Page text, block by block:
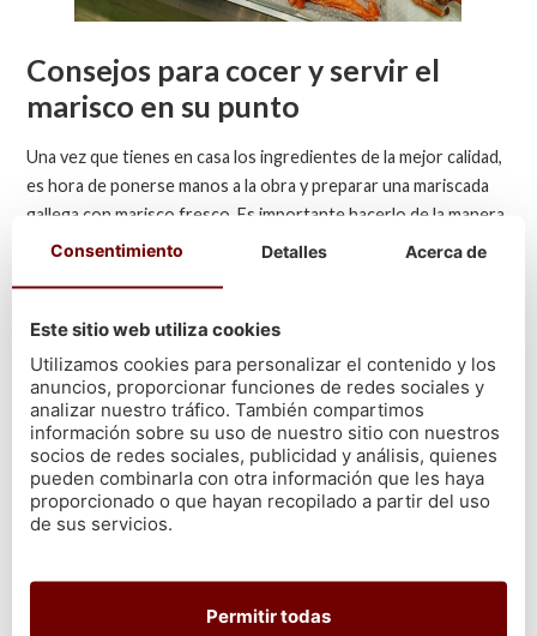
Consejos para cocer y servir el
marisco en su punto
Una vez que tienes en casa los ingredientes de la mejor calidad,
es hora de ponerse manos a la obra y preparar una mariscada
gallega con marisco fresco. Es importante hacerlo de la manera
adecuada, parano estropear el sabor
de ninguna especie.
Tiempos de cocción y orden para
no fallar en la preparación
El secreto de la mariscada es cocer cada tipo de marisco
por
separado,respetando su tiempo de cocción. Se empieza por
los de mayor tamaño y se va bajando hasta el más pequeño. La
centolla y el bogavante necesitan de 15 a 20 minutos de
cocción, según el peso.
Las almejas y zamburiñas requieren de 3 a 5 minutos al vapor.
Los camarones están listos en 2 a 3 minutos, y los percebes
Consentimiento Detalles Acerca de
Este sitio web utiliza cookies
Utilizamos cookies para personalizar el contenido y los
anuncios, proporcionar funciones de redes sociales y
analizar nuestro tráfico. También compartimos
información sobre su uso de nuestro sitio con nuestros
socios de redes sociales, publicidad y análisis, quienes
pueden combinarla con otra información que les haya
proporcionado o que hayan recopilado a partir del uso
de sus servicios.
Permitir todas